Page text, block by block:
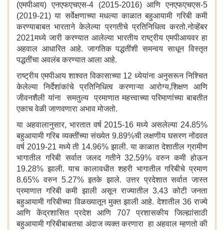
(एमपीआय) एनएफएचएस-4 (2015-2016) आणि एनएफएचएस-5
(2019-21) या सर्वेक्षणाच्या मधल्या काळात बहुआयामी गरिबी कमी
करण्याबाबत भारताने केलेल्या प्रगतीचे प्रतिनिधित्व करतो.नोव्हेंबर
2021मध्ये जारी करण्यात आलेल्या भारतीय राष्ट्रीय एमपीआयवर हा
अहवाल आधारित आहे. जागतिक पद्धतींशी समन्वय साधून विस्तृत
पद्धतींचा अवलंब करण्यात आला आहे.
राष्ट्रीय एमपीआय शाश्वत विकासाच्या 12 ध्येयांना अनुसरून निश्चित
केलेल्या निर्देशांकांचे प्रतिनिधित्व करणाऱ्या आरोग्य,शिक्षण आणि
जीवनशैली यांना समतुल्य प्रमाणात महत्त्वाच्या परिमाणांच्या बाबतीत
एकाच वेळी जाणवणारा अभाव मोजतो.
या अहवालानुसार, भारतात वर्ष 2015-16 मध्ये असलेल्या 24.85%
बहुआयामी गरिब व्यक्तींच्या संख्येत 9.89%ची लक्षणीय घसरण नोंदवत
वर्ष 2019-21 मध्ये ती 14.96% झाली. या काळात देशातील ग्रामीण
भागातील गरिबी सर्वात जलद गतीने 32.59% वरुन कमी होऊन
19.28% झाली. याच कालावधीत शहरी भागातील गरिबीचे प्रमाण
8.65% वरुन 5.27% इतके झाले. उत्तर प्रदेशात सर्वात जास्त
प्रमाणात गरिबी कमी झाली असून राज्यातील 3.43 कोटी जनता
बहुआयामी गरिबीच्या विळख्यातून मुक्त झाली आहे. देशातील 36 राज्ये
आणि केंद्रशासित प्रदेश आणि 707 प्रशासकीय जिल्ह्यांसाठी
बहुआयामी गरिबीबाबतचा अंदाज व्यक्त करणारा हा अहवाल म्हणतो की